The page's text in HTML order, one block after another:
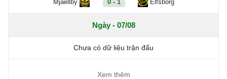
Mjaellby 0 - 1 Elfsborg
Ngày - 07/08
Chưa có dữ liệu trận đấu
Xem thêm